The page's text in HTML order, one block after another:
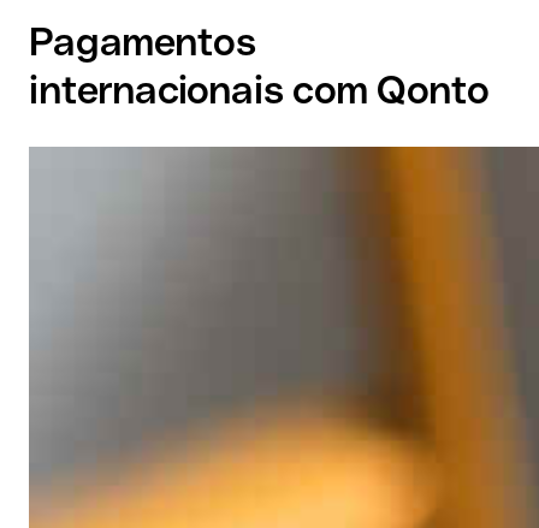
Pagamentos
internacionais com Qonto